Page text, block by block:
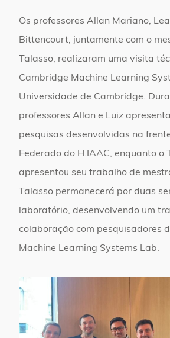
Os professores Allan Mariano,
Bittencourt, juntamente com o
Talasso, realizaram uma visita
Cambridge Machine Learning
Universidade de Cambridge.
professores Allan e Luiz
pesquisas desenvolvidas na
Federado do H.IAAC, enquanto o
apresentou seu trabalho de
Talasso permanecerá por duas
laboratório, desenvolvendo um
colaboração com pesquisadores
Machine Learning Systems Lab.